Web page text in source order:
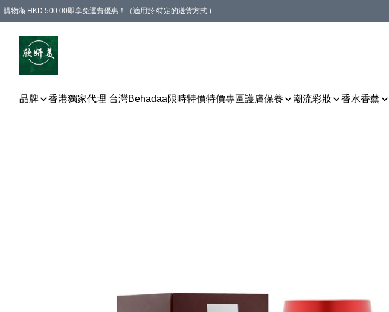
購物滿 HKD 500.00即享免運費優惠！（適用於 特定的送貨方式 )
品牌 香港獨家代理 台灣Behadaa限時特價特價專區護膚保養 潮流彩妝 香水香薰